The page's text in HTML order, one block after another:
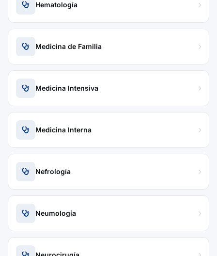
Hematología
Medicina de Familia
Medicina Intensiva
Medicina Interna
Nefrología
Neumología